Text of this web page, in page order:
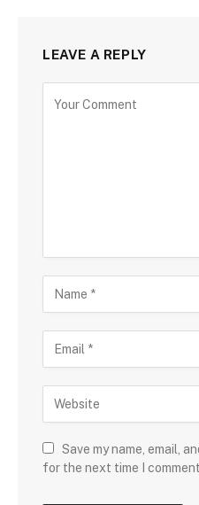
LEAVE A REPLY
Save my name, email,
for the next time I